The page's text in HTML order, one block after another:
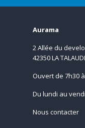
Aurama
2 Allée du
42350 LA
Ouvert de 7h30
Du lundi au
Nous contacter